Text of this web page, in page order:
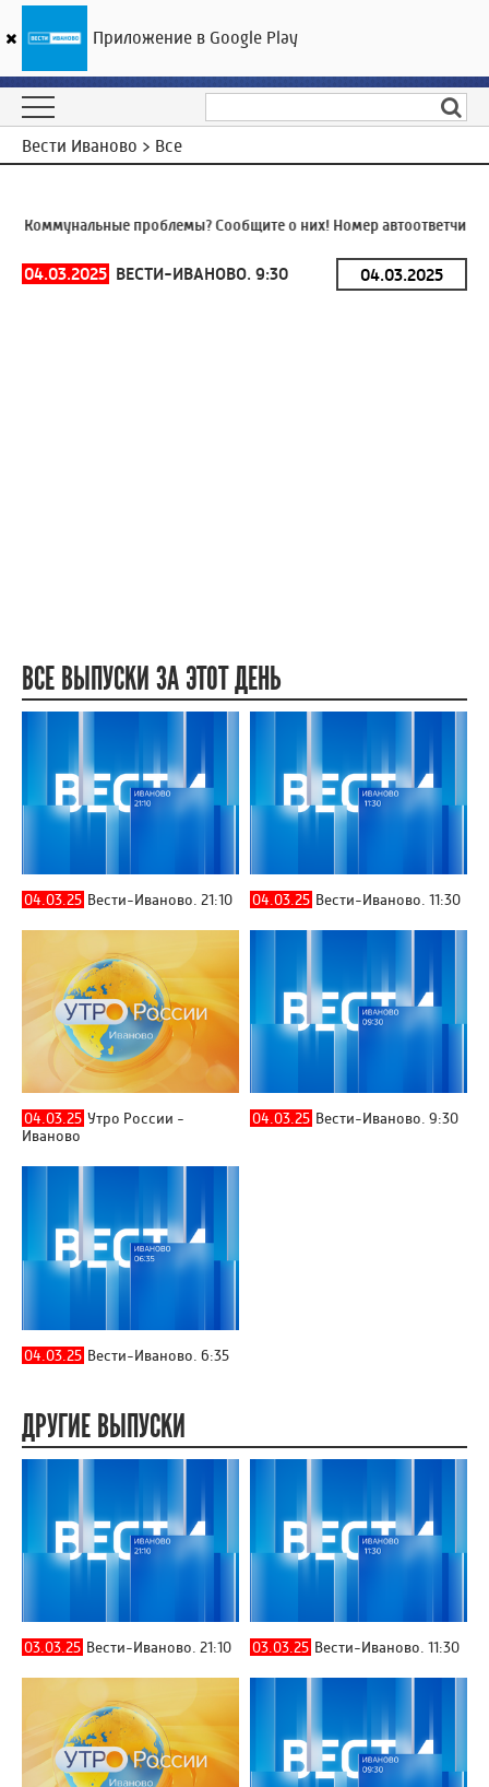
ГТРК «Ивтелерадио»
Вести Иваново > Все
Коммунальные проблемы? Сообщите о них! Номер автоответчика:
04.03.2025 ВЕСТИ-ИВАНОВО. 9:30
ВСЕ ВЫПУСКИ ЗА ЭТОТ ДЕНЬ
04.03.25 Вести-Иваново. 21:10 04.03.25 Вести-Иваново. 11:30
04.03.25 Утро России -
Иваново
04.03.25 Вести-Иваново. 9:30
04.03.25 Вести-Иваново. 6:35
ДРУГИЕ ВЫПУСКИ
03.03.25 Вести-Иваново. 21:10 03.03.25 Вести-Иваново. 11:30
Приложение в Google Play